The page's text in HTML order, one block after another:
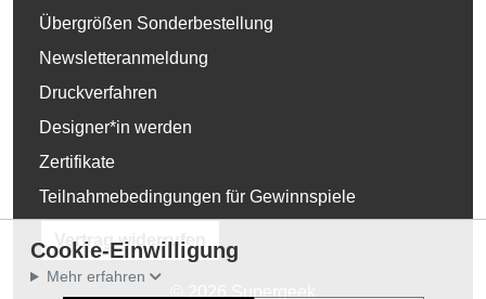
Übergrößen Sonderbestellung
Newsletteranmeldung
Druckverfahren
Designer*in werden
Zertifikate
Teilnahmebedingungen für Gewinnspiele
Vertrag widerrufen
Cookie-Einwilligung
Mehr erfahren